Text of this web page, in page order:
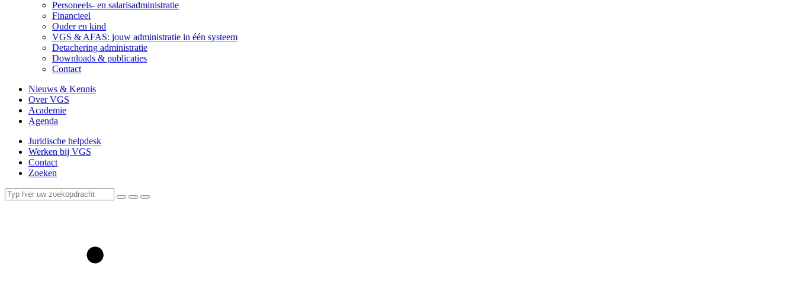
Personeels- en salarisadministratie
Financieel
Ouder en kind
VGS & AFAS: jouw administratie in één systeem
Detachering administratie
Downloads & publicaties
Contact
Nieuws & Kennis
Over VGS
Academie
Agenda
Juridische helpdesk
Werken bij VGS
Contact
Zoeken